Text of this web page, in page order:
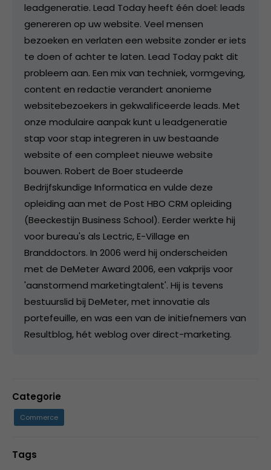
leadgeneratie. Lead Today heeft één doel: leads
genereren op uw website. Veel mensen
bezoeken en verlaten een website zonder er iets
te doen of achter te laten. Lead Today pakt dit
probleem aan. Een mix van techniek, vormgeving,
content en redactie verandert anonieme
websitebezoekers in gekwalificeerde leads. Met
onze modulaire aanpak kunt u leadgeneratie
stap voor stap integreren in uw bestaande
website of een compleet nieuwe website
bouwen. Robert de Boer studeerde
Bedrijfskundige Informatica en vulde deze
opleiding aan met de Post HBO CRM opleiding
(Beeckestijn Business School). Eerder werkte hij
voor bureau's als Lectric, E-Village en
Branddoctors. In 2006 werd hij onderscheiden
met de DeMeter Award 2006, een vakprijs voor
'aanstormend marketingtalent'. Hij is tevens
bestuurslid bij DeMeter, met innovatie als
portefeuille, en was een van de initiefnemers van
Resultblog, hét weblog over direct-marketing.
Categorie
Commerce
Tags